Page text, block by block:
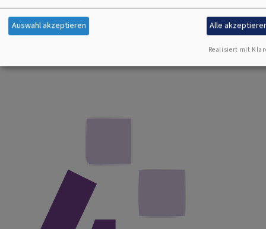
getrennt ist, und weil wir gemeinsam mehr sind als allein.
Auswahl akzeptieren Alle
Realisiert mit